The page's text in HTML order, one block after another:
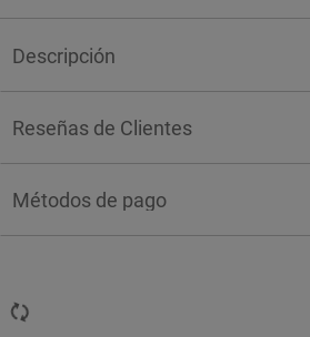
Descripción
Reseñas de Clientes
Métodos de pago